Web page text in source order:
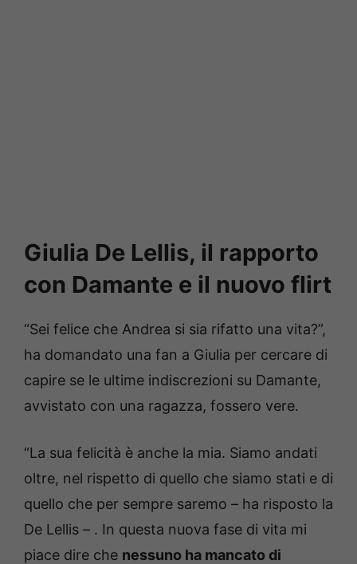
Giulia De Lellis, il rapporto
con Damante e il nuovo flirt
“Sei felice che Andrea si sia rifatto una vita?”,
ha domandato una fan a Giulia per cercare di
capire se le ultime indiscrezioni su Damante,
avvistato con una ragazza, fossero vere.
“La sua felicità è anche la mia. Siamo andati
oltre, nel rispetto di quello che siamo stati e di
quello che per sempre saremo – ha risposto la
De Lellis – . In questa nuova fase di vita mi
piace dire che nessuno ha mancato di